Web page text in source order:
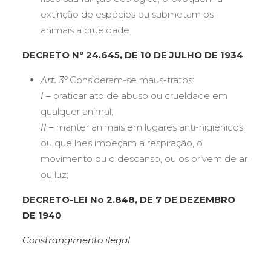
extinção de espécies ou submetam os
animais a crueldade.
DECRETO Nº 24.645, DE 10 DE JULHO DE 1934
Art. 3º Consideram-se maus-tratos:
I –praticar ato de abuso ou crueldade em
qualquer animal;
II –manter animais em lugares anti-higiênicos
ou que lhes impeçam a respiração, o
movimento ou o descanso, ou os privem de ar
ou luz;
DECRETO-LEI No 2.848, DE 7 DE DEZEMBRO
DE 1940
Constrangimento ilegal